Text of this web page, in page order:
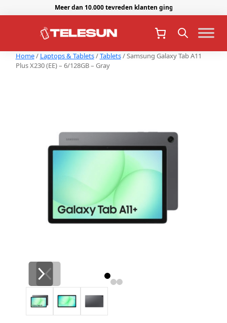
Meer dan 10.000 tevreden klanten gingen je voor.
Home/ Laptops & Tablets/Tablets/ Samsung Galaxy Tab A11
Plus X230 (EE) – 6/128GB – Gray